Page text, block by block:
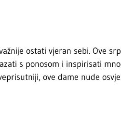
ostati vjeran sebi. Ove
s ponosom i inspirisati
ove dame nude